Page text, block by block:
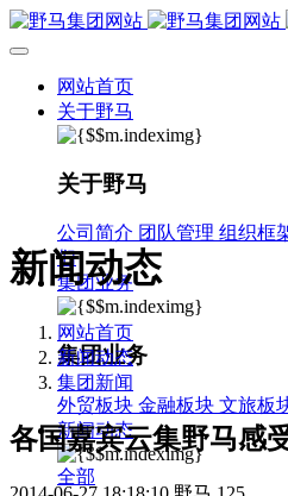
网站首页
关于野马
关于野马
公司简介 团队管理 组织框
们
集团业务
集团业务
外贸板块 金融板块 文旅板
新闻动态
全部
新闻动态
网站首页
新闻动态
集团新闻
各国嘉宾云集野马感